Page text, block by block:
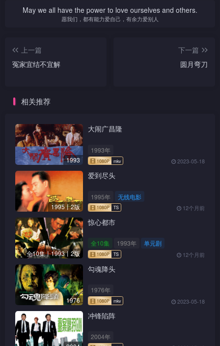
振侠毒发，变得暴戾，控
制不到自己，竟欲杀死黄绢。
逃去。
侠神伤，云彩终于不治，死在
振侠怀抱中。
耀，抢不死药救他及黄绢，莫
名同意，但却被荣耀识穿，携
到底振侠能否抢到不死药
救黄绢及莫名？他与黄绢能否
May we all have the power to love ourselves and others.
愿我们，都有能力爱自己，有余力爱别人
上一篇
冤家宜结不宜解
下一篇
圆月弯刀
相关推荐
1993
大闹广昌隆
1993年
2023-05-18
1995丨2版
爱到尽头
1995年 无线电影
12个月前
全10集丨1993丨2版
惊心都市
全10集 1993年 单元剧
12个月前
1976
勾魂降头
1976年
2023-05-18
冲锋陷阵
2004年